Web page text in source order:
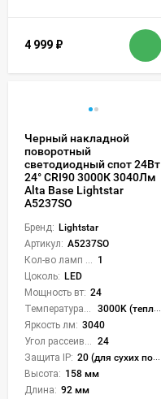
4 999 ₽
Черный накладной
поворотный
светодиодный спот 24Вт
24° CRI90 3000К 3040Лм
Alta Base Lightstar
A5237SO
Бренд: Lightstar
Артикул: A5237SO
1
Цоколь: LED
Мощность вт: 24
3000K (теплый)
Яркость лм: 3040
24
Защита IP: 20 (для сухих пом.)
Высота: 158 мм
Длина: 92 мм